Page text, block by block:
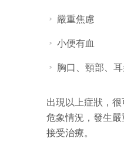
嚴重焦慮
小便有血
胸口、頸部、
出現以上症狀，
危象情況，發生
接受治療。